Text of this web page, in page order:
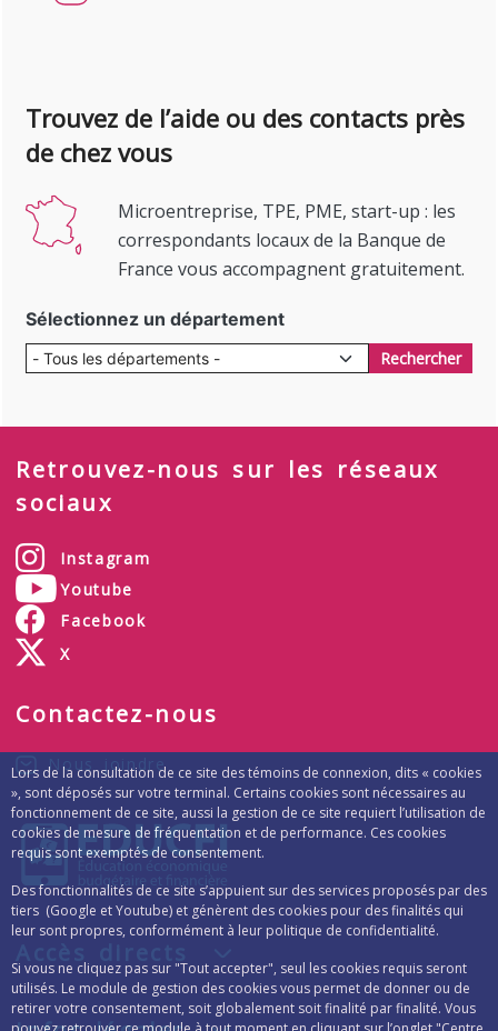
Lors de la consultation de ce site des témoins de connexion, dits « cookies
», sont déposés sur votre terminal. Certains cookies sont nécessaires au
fonctionnement de ce site, aussi la gestion de ce site requiert l’utilisation de
cookies de mesure de fréquentation et de performance. Ces cookies
requis sont exemptés de consentement.
Des fonctionnalités de ce site s’appuient sur des services proposés par des
tiers (Google et Youtube) et génèrent des cookies pour des finalités qui
leur sont propres, conformément à leur politique de confidentialité.
Si vous ne cliquez pas sur "Tout accepter", seul les cookies requis seront
utilisés. Le module de gestion des cookies vous permet de donner ou de
retirer votre consentement, soit globalement soit finalité par finalité. Vous
Trouvez de l’aide ou des contacts près
de chez vous
Microentreprise, TPE, PME, start-up : les
correspondants locaux de la Banque de
France vous accompagnent gratuitement.
Sélectionnez un département
Rechercher
Retrouvez-nous sur les réseaux
sociaux
Instagram
Youtube
Facebook
X
Contactez-nous
Nous joindre